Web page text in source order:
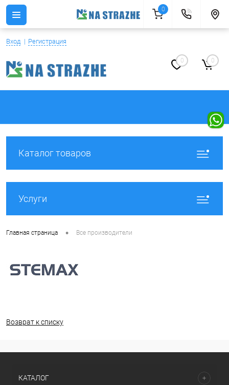
Вход Регистрация
0 0
Каталог товаров
Услуги
Главная страница • Все производители
Возврат к списку
КАТАЛОГ
0